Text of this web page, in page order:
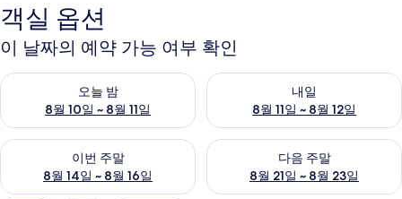
객실 옵션
이 날짜의 예약 가능 여부 확인
오늘 밤
8월 10일 ~ 8월 11일
오늘 밤 예약 가능 여부 확인, 8월 10일 ~ 8월 11일
내일
8월 11일 ~ 8월 12일
내일 예약 가능 여부 확인, 8월
이번 주말
8월 14일 ~ 8월 16일
이번 주말 예약 가능 여부 확인, 8월 14일 ~ 8월 16일
다음 주말
8월 21일 ~ 8월 23일
다음 주말 예약 가능 여부 확인